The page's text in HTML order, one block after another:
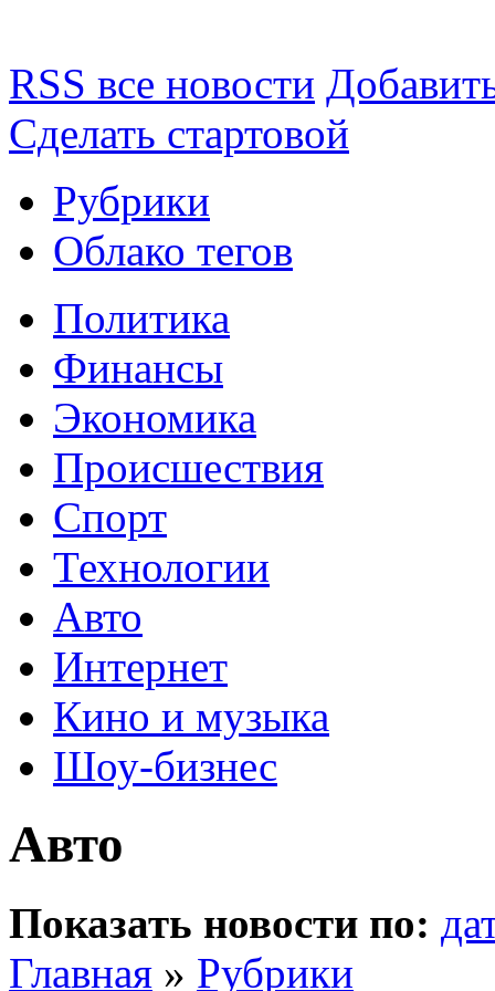
RSS все новости
Сделать стартовой
Рубрики
Облако тегов
Политика
Финансы
Экономика
Происшествия
Спорт
Технологии
Авто
Интернет
Кино и музыка
Шоу-бизнес
Авто
Показать новости по:
Главная » Рубрики